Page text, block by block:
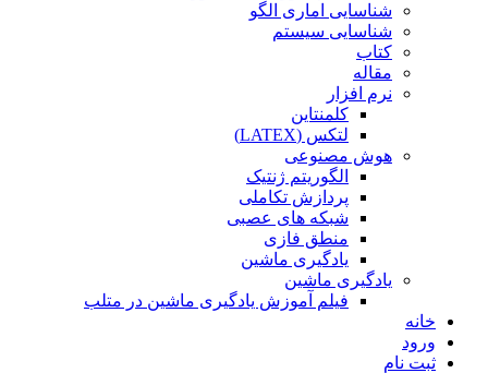
شناسایی اماری الگو
شناسایی سیستم
کتاب
مقاله
نرم افزار
کلمنتاین
لتکس (LATEX)
هوش مصنوعی
الگوریتم ژنتیک
پردازش تکاملی
شبکه های عصبی
منطق فازی
یادگیری ماشین
یادگیری ماشین
فیلم آموزش یادگیری ماشین در متلب
خانه
ورود
ثبت نام